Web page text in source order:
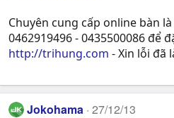
Chuyên cung cấp online bàn
0462919496 - 0435500086 để
http://trihung.com - Xin lỗi đã
Jokohama 27/12/13